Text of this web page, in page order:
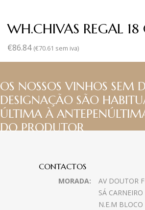
WH.CHIVAS REGAL
€86.84 (€70.61 sem iva)
OS NOSSOS VINHOS SEM
DESIGNAÇÃO SÃO
ÚLTIMA À
DO PRODUTOR
CONTACTOS
MORADA:
AV DOUTOR
SÁ
N.E.M BLOCO